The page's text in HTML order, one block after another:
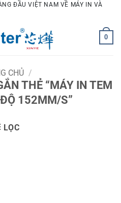
ĐẦU VIỆT NAM VỀ MÁY IN VÀ
0
CHỦ /
THẺ “MÁY IN TEM
152MM/S”
LỌC